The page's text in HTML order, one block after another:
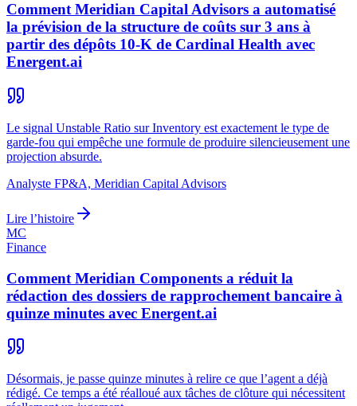
Comment Meridian Capital Advisors a automatisé
la prévision de la structure de coûts sur 3 ans à
partir des dépôts 10-K de Cardinal Health avec
Energent.ai
Le signal Unstable Ratio sur Inventory est exactement le type de
garde-fou qui empêche une formule de produire silencieusement une
projection absurde.
Analyste FP&A, Meridian Capital Advisors
Lire l’histoire
MC
Finance
Comment Meridian Components a réduit la
rédaction des dossiers de rapprochement bancaire à
quinze minutes avec Energent.ai
Désormais, je passe quinze minutes à relire ce que l’agent a déjà
rédigé. Ce temps a été réalloué aux tâches de clôture qui nécessitent